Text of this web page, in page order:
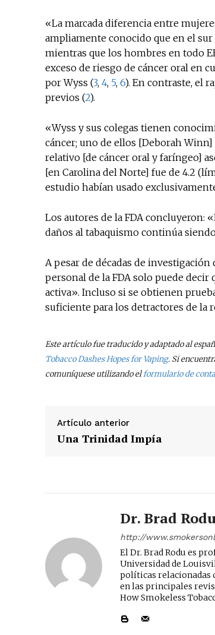
«La marcada diferencia entre
ampliamente conocido que en el
mientras que los hombres en todo
exceso de riesgo de cáncer oral en
por Wyss (3, 4, 5, 6). En contraste, el
previos (2).
«Wyss y sus colegas tienen
cáncer; uno de ellos [Deborah
relativo [de cáncer oral y faríngeo]
[en Carolina del Norte] fue de 4.2
estudio habían usado
Los autores de la FDA concluyeron:
daños al tabaquismo continúa
A pesar de décadas de
personal de la FDA solo puede
activa». Incluso si se obtienen
suficiente para los detractores de la
Este artículo fue traducido y adaptado al
Tobacco Dashes Hopes for Vaping. Si
comuníquese utilizando elformulario de
Artículo anterior
Una Trinidad Impía
Dr. Brad
http://
El Dr. Brad Rodu es
Universidad de
políticas relacionadas
en las principales
How Smokeless